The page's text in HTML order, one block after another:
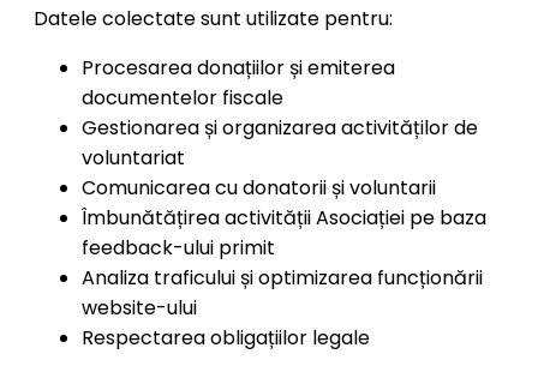
Datele colectate sunt utilizate pentru:
Procesarea donațiilor și emiterea
documentelor fiscale
Gestionarea și organizarea activităților de
voluntariat
Comunicarea cu donatorii și voluntarii
Îmbunătățirea activității Asociației pe baza
feedback-ului primit
Analiza traficului și optimizarea funcționării
website-ului
Respectarea obligațiilor legale